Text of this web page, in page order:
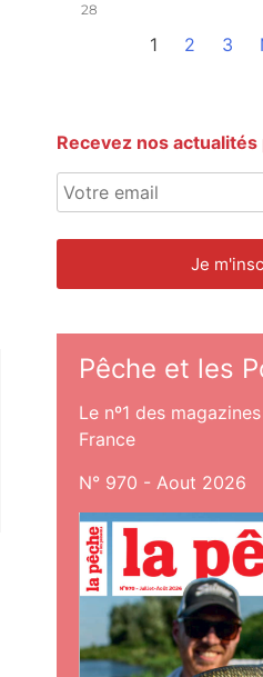
28
1 2 3
Recevez nos actualités
Pêche et les
Le nº1 des
France
N° 970 - Aout 2026